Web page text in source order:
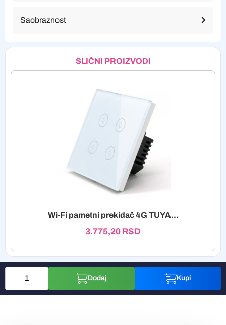
Saobraznost
SLIČNI PROIZVODI
Wi-Fi pametni prekidač 4G TUYA...
3.775,20 RSD
Dodaj Kupi